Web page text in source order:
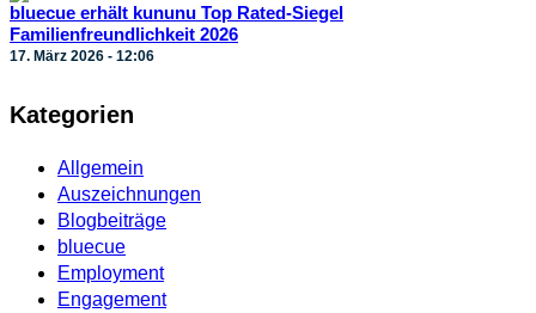
bluecue erhält kununu Top Rated-Siegel
Familienfreundlichkeit 2026
17. März 2026 - 12:06
Kategorien
Allgemein
Auszeichnungen
Blogbeiträge
bluecue
Employment
Engagement